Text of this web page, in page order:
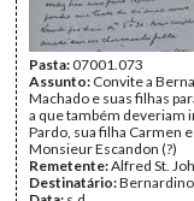
Pasta:07001.073
Assunto: Convite a
Machado e suas filhas
a que também deveriam
Pardo, sua filha Carmen
Monsieur Escandon (?)
Remetente:Alfred St.
Destinatário: